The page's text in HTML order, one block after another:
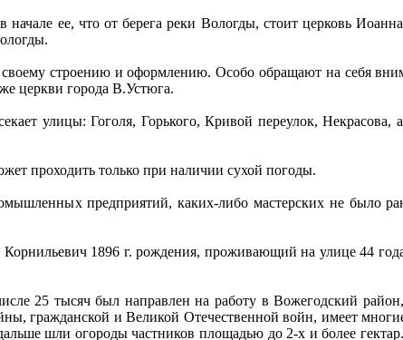
ее, что от берега реки Вологды, стоит церковь
строению и оформлению. Особо обращают на себя
церкви города В.Устюга.
улицы: Гоголя, Горького, Кривой переулок, Некрасова,
проходить только при наличии сухой погоды.
предприятий, каких-либо мастерских не было
1896 г. рождения, проживающий на улице 44
тысяч был направлен на работу в Вожегодский район,
гражданской и Великой Отечественной войн, имеет
шли огороды частников площадью до 2-х и более